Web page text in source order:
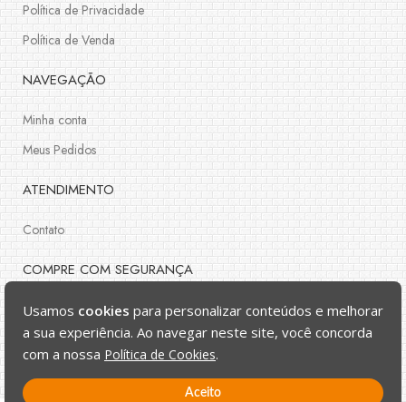
Política de Privacidade
Política de Venda
NAVEGAÇÃO
Minha conta
Meus Pedidos
ATENDIMENTO
Contato
COMPRE COM SEGURANÇA
Usamos cookies para personalizar conteúdos e melhorar
a sua experiência. Ao navegar neste site, você concorda
com a nossa Política de Cookies.
Aceito